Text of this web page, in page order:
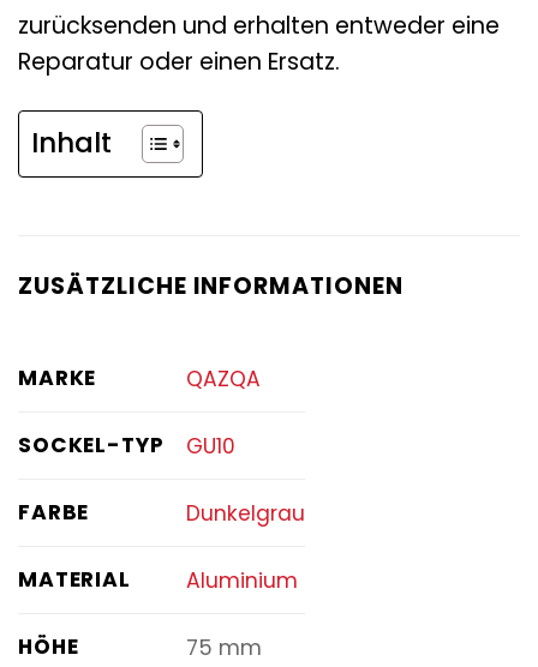
zurücksenden und erhalten entweder eine
Reparatur oder einen Ersatz.
Inhalt
ZUSÄTZLICHE INFORMATIONEN
MARKE QAZQA
SOCKEL-TYP GU10
FARBE Dunkelgrau
MATERIAL Aluminium
HÖHE 75 mm